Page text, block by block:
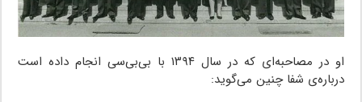
او در مصاحبه‌ای که در سال ۱۳۹۴ با بی‌بی‌سی انجام داده است
درباره‌ی شفا چنین می‌گوید: